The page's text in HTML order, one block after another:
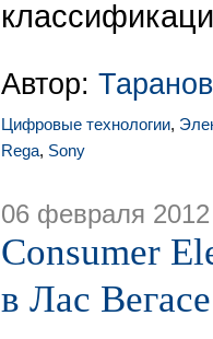
Автор:
Цифровые технологии,
Rega, Sony
06 февраля 2012
Consumer
в Лас